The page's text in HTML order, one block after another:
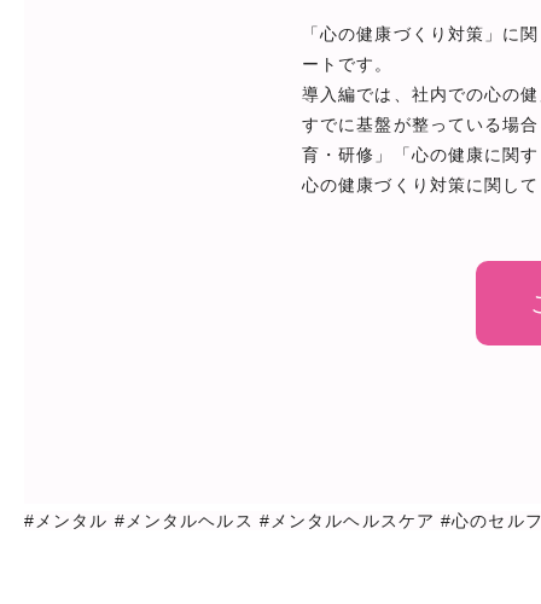
「心の健康づくり対策」に
ートです。
導入編では、社内での心の
すでに基盤が整っている場
育・研修」「心の健康に関
心の健康づくり対策に関し
#メンタル #メンタルヘルス #メンタルヘルスケア #心のセル